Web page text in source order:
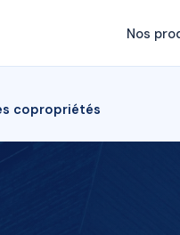
Nos
copropriétés